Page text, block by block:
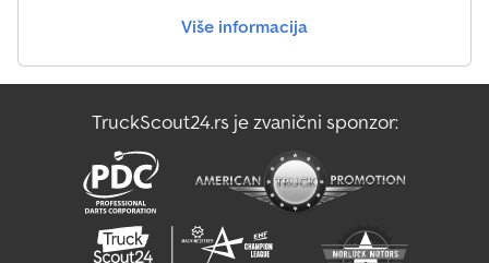
Više informacija
TruckScout24.rs je zvanični sponzor: